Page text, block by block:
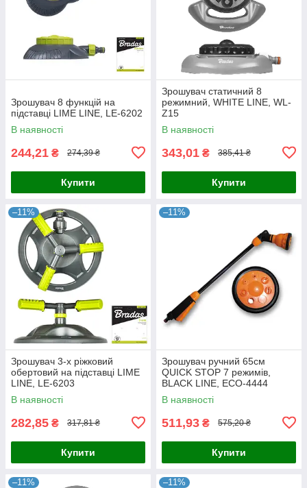
Зрошувач 8 функцій на
підставці LIME LINE, LE-6202
В наявності
244,21 ₴ 274,39 ₴
Купити
Зрошувач статичний 8
режимний, WHITE LINE, WL-
Z15
В наявності
343,01 ₴ 385,41 ₴
Купити
–11%
Зрошувач 3-х ріжковий
обертовий на підставці LIME
LINE, LE-6203
В наявності
282,85 ₴ 317,81 ₴
Купити
–11%
Зрошувач ручний 65см
QUICK STOP 7 режимів,
BLACK LINE, ECO-4444
В наявності
511,93 ₴ 575,20 ₴
Купити
–11% –11%